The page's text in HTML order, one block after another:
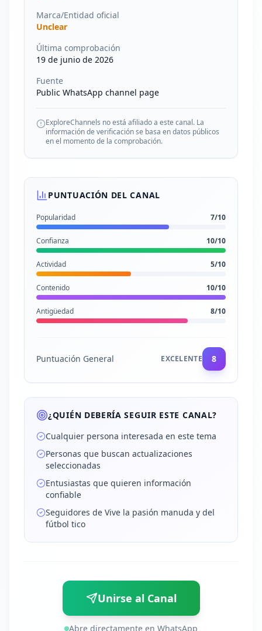
Marca/Entidad oficial
Unclear
Última comprobación
19 de junio de 2026
Fuente
Public WhatsApp channel page
ExploreChannels no está afiliado a este canal. La
información de verificación se basa en datos públicos
en el momento de la comprobación.
PUNTUACIÓN DEL CANAL
Popularidad 7/10
Confianza 10/10
Actividad 5/10
Contenido 10/10
Antigüedad 8/10
Puntuación General EXCELENTE 8
¿QUIÉN DEBERÍA SEGUIR ESTE CANAL?
Cualquier persona interesada en este tema
Personas que buscan actualizaciones
seleccionadas
Entusiastas que quieren información
confiable
Seguidores de Vive la pasión manuda y del
fútbol tico
Unirse al Canal
Abre directamente en WhatsApp